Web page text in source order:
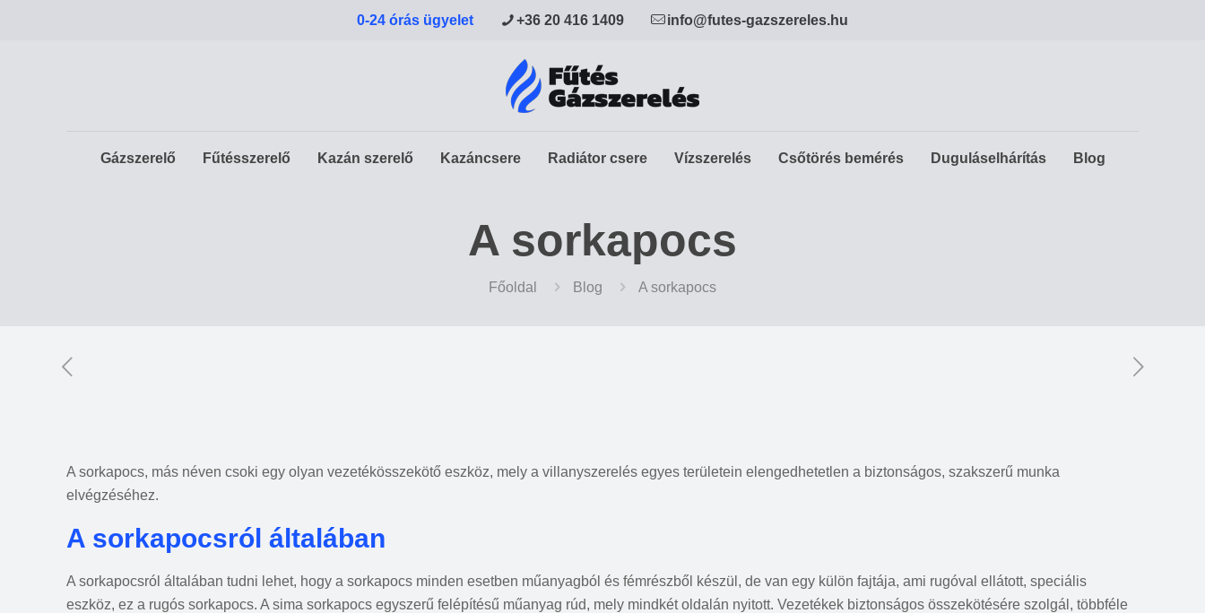
0-24 órás ügyelet +36 20 416 1409 info@futes-gazszereles.hu
Gázszerelő Fűtésszerelő Kazán szerelő Kazáncsere Radiátor csere Vízszerelés Csőtörés bemérés Duguláselhárítás Blog
A sorkapocs
Főoldal Blog A sorkapocs
A sorkapocs, más néven csoki egy olyan vezetékösszekötő eszköz, mely a villanyszerelés egyes területein elengedhetetlen a biztonságos, szakszerű munka
elvégzéséhez.
A sorkapocsról általában
A sorkapocsról általában tudni lehet, hogy a sorkapocs minden esetben műanyagból és fémrészből készül, de van egy külön fajtája, ami rugóval ellátott, speciális
eszköz, ez a rugós sorkapocs. A sima sorkapocs egyszerű felépítésű műanyag rúd, mely mindkét oldalán nyitott. Vezetékek biztonságos összekötésére szolgál, többféle